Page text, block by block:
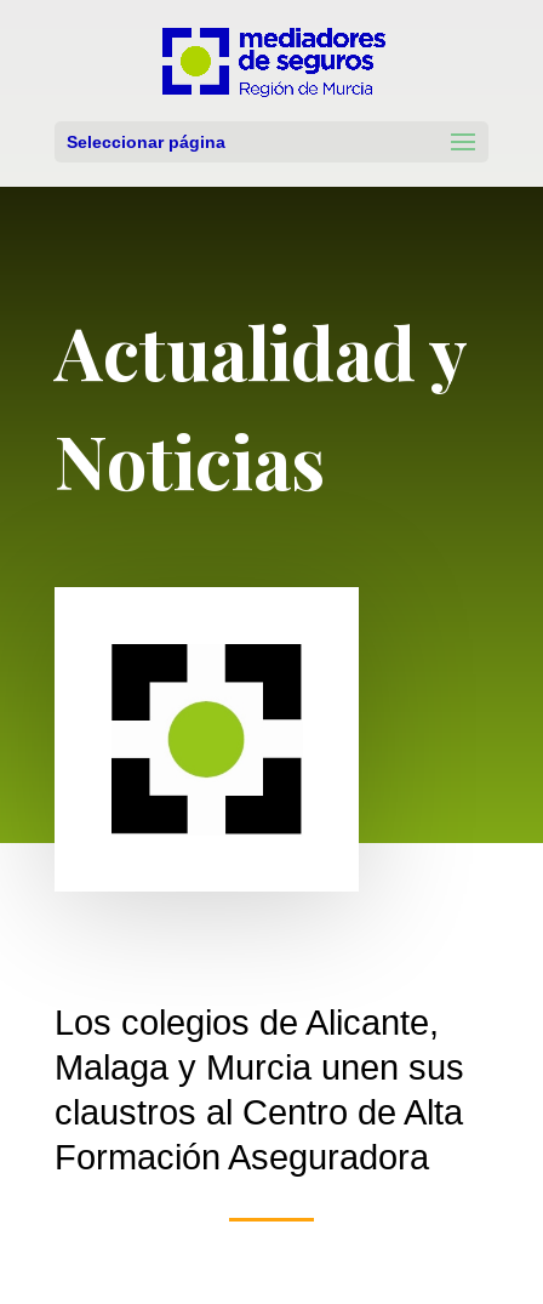
Seleccionar página
Actualidad y
Noticias
Los colegios de Alicante,
Malaga y Murcia unen sus
claustros al Centro de Alta
Formación Aseguradora